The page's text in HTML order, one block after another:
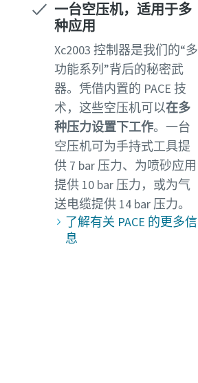
一台空压机，适用于多
种应用
Xc2003 控制器是我们的“多
功能系列”背后的秘密武
器。凭借内置的 PACE 技
术，这些空压机可以在多
种压力设置下工作。一台
空压机可为手持式工具提
供 7 bar 压力、为喷砂应用
提供 10 bar 压力，或为气
送电缆提供 14 bar 压力。
了解有关 PACE 的更多信
息